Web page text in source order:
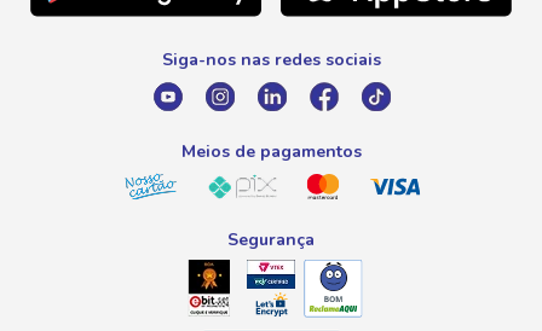
0800 016 6680
atendimento@savegnago.com.br
Siga-nos nas redes sociais
Meios de pagamentos
Segurança